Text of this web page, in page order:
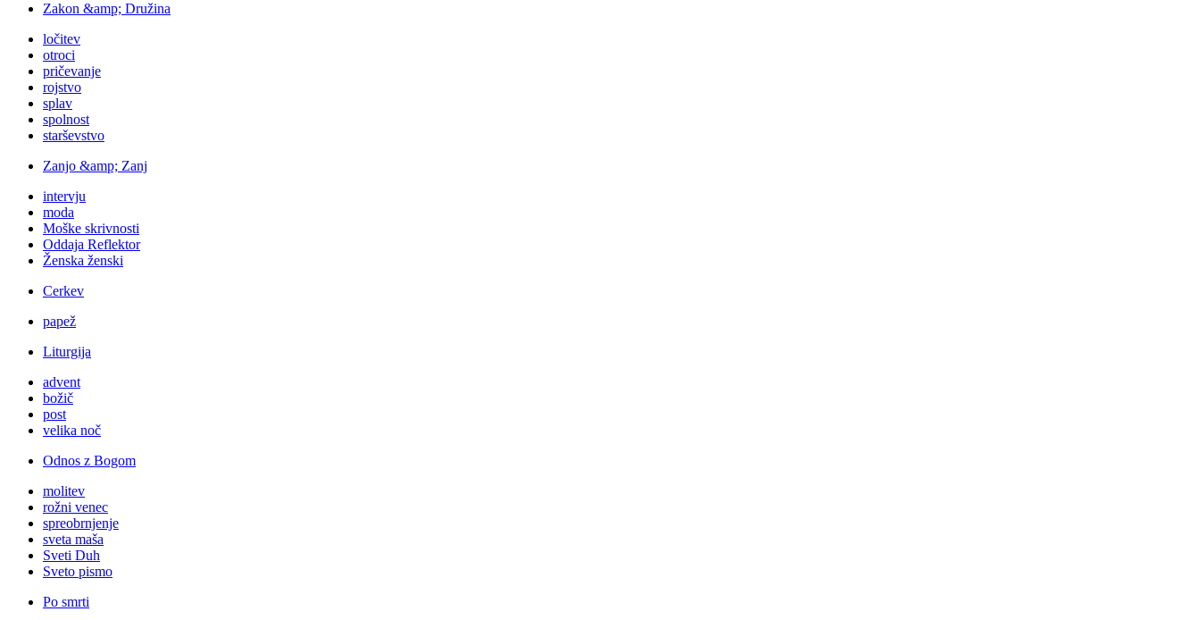
Zakon &amp; Družina
ločitev
otroci
pričevanje
rojstvo
splav
spolnost
starševstvo
Zanjo &amp; Zanj
intervju
moda
Moške skrivnosti
Oddaja Reflektor
Ženska ženski
Cerkev
papež
Liturgija
advent
božič
post
velika noč
Odnos z Bogom
molitev
rožni venec
spreobrnjenje
sveta maša
Sveti Duh
Sveto pismo
Po smrti